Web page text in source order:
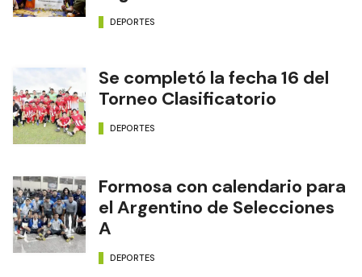
DEPORTES
Se completó la fecha 16 del
Torneo Clasificatorio
DEPORTES
Formosa con calendario para
el Argentino de Selecciones
A
DEPORTES